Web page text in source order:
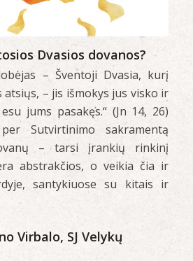
Dvasios dovanos?
– Šventoji Dvasia, kurį
atsiųs, – jis išmokys jus visko ir
jums pasakęs.“ (Jn 14, 26)
Sutvirtinimo sakramentą
– tarsi įrankių rinkinį
abstrakčios, o veikia čia ir
santykiuose su kitais ir
Virbalo, SJ Velykų